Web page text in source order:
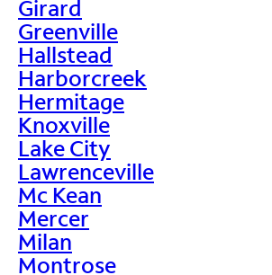
Girard
Greenville
Hallstead
Harborcreek
Hermitage
Knoxville
Lake City
Lawrenceville
Mc Kean
Mercer
Milan
Montrose